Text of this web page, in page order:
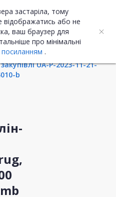
застаріла, тому
відображатись або не
ваш браузер для
про мінімальні
посиланням .
UA ENG
закупівлю
UA-P-2023-11-21-
b